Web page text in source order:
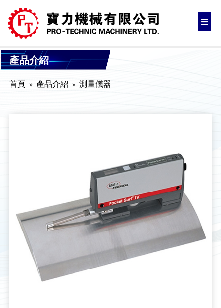
產品介紹
首頁 產品介紹 測量儀器